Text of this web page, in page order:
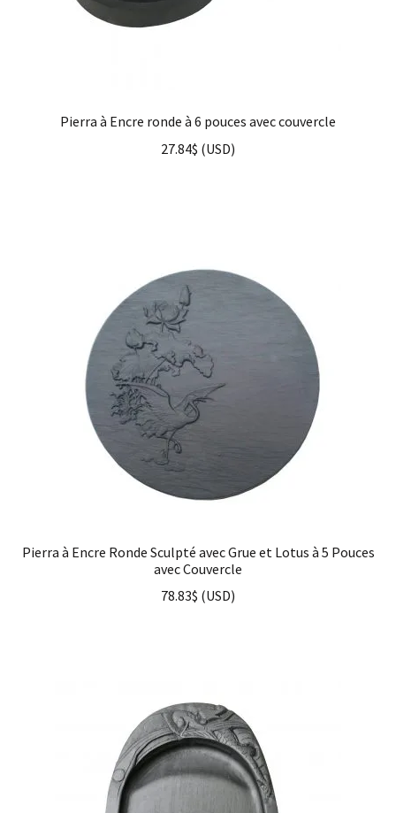
Pierra à Encre ronde à 6 pouces avec couvercle
27.84$ (USD)
Pierra à Encre Ronde Sculpté avec Grue et Lotus à 5 Pouces
avec Couvercle
78.83$ (USD)